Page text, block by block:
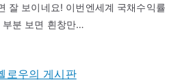
잘 보이네요! 이번엔세계 국채수익률
분 보면 흰창만…
로우의 게시판